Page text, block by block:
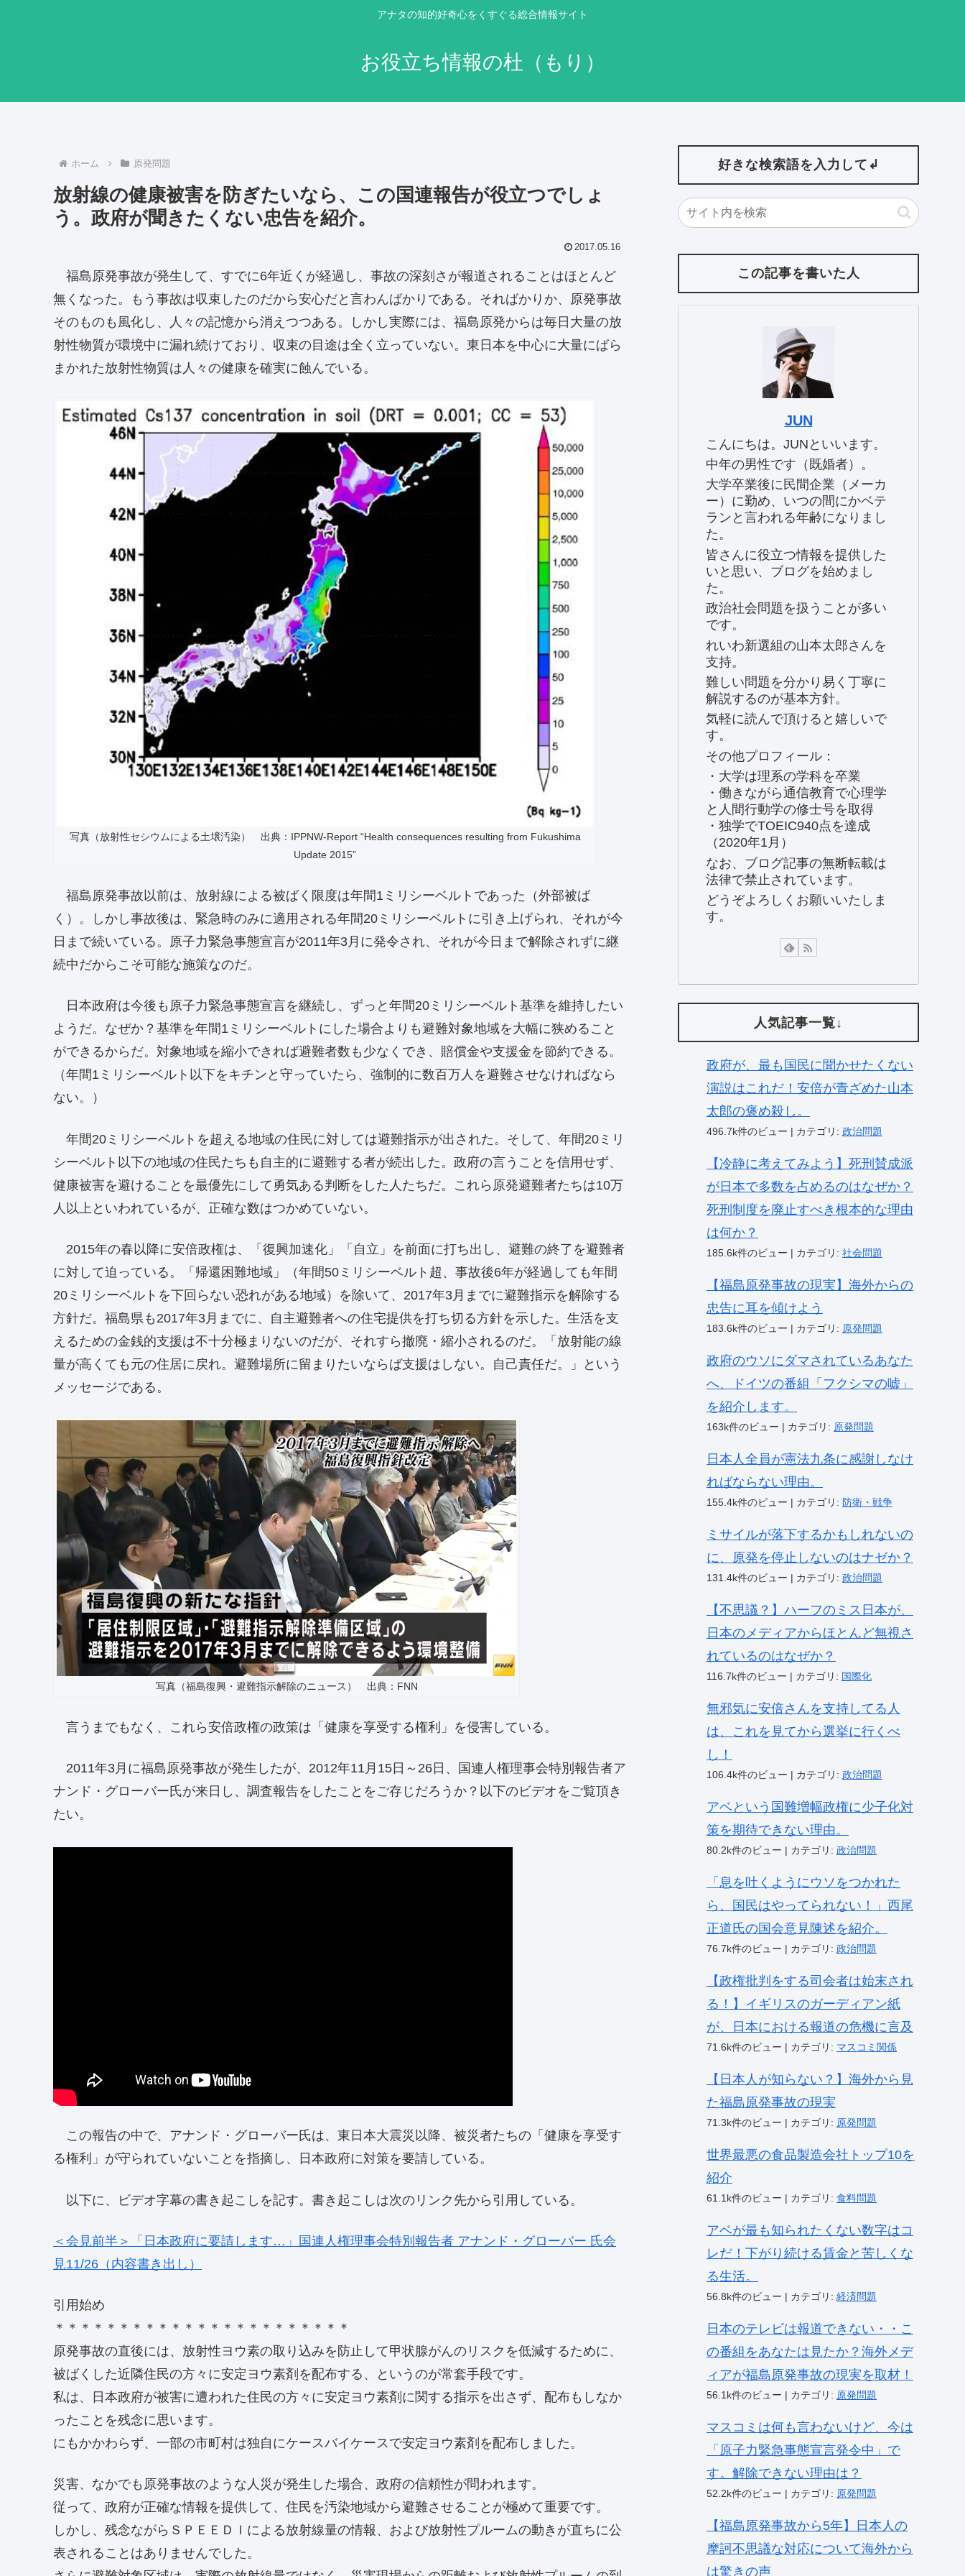
アナタの知的好奇心をくすぐる総合情報サイト
お役立ち情報の杜（もり）
ホーム 原発問題
放射線の健康被害を防ぎたいなら、この国連報告が役立つでしょ
う。政府が聞きたくない忠告を紹介。
2017.05.16
福島原発事故が発生して、すでに6年近くが経過し、事故の深刻さが報道されることはほとんど
無くなった。もう事故は収束したのだから安心だと言わんばかりである。そればかりか、原発事故
そのものも風化し、人々の記憶から消えつつある。しかし実際には、福島原発からは毎日大量の放
射性物質が環境中に漏れ続けており、収束の目途は全く立っていない。東日本を中心に大量にばら
まかれた放射性物質は人々の健康を確実に蝕んでいる。
写真（放射性セシウムによる土壌汚染） 出典：IPPNW-Report “Health consequences resulting from Fukushima
Update 2015”
福島原発事故以前は、放射線による被ばく限度は年間1ミリシーベルトであった（外部被ば
く）。しかし事故後は、緊急時のみに適用される年間20ミリシーベルトに引き上げられ、それが今
日まで続いている。原子力緊急事態宣言が2011年3月に発令され、それが今日まで解除されずに継
続中だからこそ可能な施策なのだ。
日本政府は今後も原子力緊急事態宣言を継続し、ずっと年間20ミリシーベルト基準を維持したい
ようだ。なぜか？基準を年間1ミリシーベルトにした場合よりも避難対象地域を大幅に狭めること
ができるからだ。対象地域を縮小できれば避難者数も少なくでき、賠償金や支援金を節約できる。
（年間1ミリシーベルト以下をキチンと守っていたら、強制的に数百万人を避難させなければなら
ない。）
年間20ミリシーベルトを超える地域の住民に対しては避難指示が出された。そして、年間20ミリ
シーベルト以下の地域の住民たちも自主的に避難する者が続出した。政府の言うことを信用せず、
健康被害を避けることを最優先にして勇気ある判断をした人たちだ。これら原発避難者たちは10万
人以上といわれているが、正確な数はつかめていない。
2015年の春以降に安倍政権は、「復興加速化」「自立」を前面に打ち出し、避難の終了を避難者
に対して迫っている。「帰還困難地域」（年間50ミリシーベルト超、事故後6年が経過しても年間
20ミリシーベルトを下回らない恐れがある地域）を除いて、2017年3月までに避難指示を解除する
方針だ。福島県も2017年3月までに、自主避難者への住宅提供を打ち切る方針を示した。生活を支
えるための金銭的支援は不十分極まりないのだが、それすら撤廃・縮小されるのだ。「放射能の線
量が高くても元の住居に戻れ。避難場所に留まりたいならば支援はしない。自己責任だ。」という
メッセージである。
写真（福島復興・避難指示解除のニュース） 出典：FNN
言うまでもなく、これら安倍政権の政策は「健康を享受する権利」を侵害している。
2011年3月に福島原発事故が発生したが、2012年11月15日～26日、国連人権理事会特別報告者ア
ナンド・グローバー氏が来日し、調査報告をしたことをご存じだろうか？以下のビデオをご覧頂き
たい。
この報告の中で、アナンド・グローバー氏は、東日本大震災以降、被災者たちの「健康を享受す
る権利」が守られていないことを指摘し、日本政府に対策を要請している。
以下に、ビデオ字幕の書き起こしを記す。書き起こしは次のリンク先から引用している。
＜会見前半＞「日本政府に要請します…」国連人権理事会特別報告者 アナンド・グローバー 氏会
見11/26（内容書き出し）
引用始め
＊＊＊＊＊＊＊＊＊＊＊＊＊＊＊＊＊＊＊＊＊＊＊
原発事故の直後には、放射性ヨウ素の取り込みを防止して甲状腺がんのリスクを低減するために、
被ばくした近隣住民の方々に安定ヨウ素剤を配布する、というのが常套手段です。
私は、日本政府が被害に遭われた住民の方々に安定ヨウ素剤に関する指示を出さず、配布もしなか
ったことを残念に思います。
にもかかわらず、一部の市町村は独自にケースバイケースで安定ヨウ素剤を配布しました。
災害、なかでも原発事故のような人災が発生した場合、政府の信頼性が問われます。
従って、政府が正確な情報を提供して、住民を汚染地域から避難させることが極めて重要です。
しかし、残念ながらＳＰＥＥＤＩによる放射線量の情報、および放射性プルームの動きが直ちに公
表されることはありませんでした。
好きな検索語を入力して↲
この記事を書いた人
JUN
こんにちは。JUNといいます。
中年の男性です（既婚者）。
大学卒業後に民間企業（メーカ
ー）に勤め、いつの間にかベテ
ランと言われる年齢になりまし
た。
皆さんに役立つ情報を提供した
いと思い、ブログを始めまし
た。
政治社会問題を扱うことが多い
です。
れいわ新選組の山本太郎さんを
支持。
難しい問題を分かり易く丁寧に
解説するのが基本方針。
気軽に読んで頂けると嬉しいで
す。
その他プロフィール：
・大学は理系の学科を卒業
・働きながら通信教育で心理学
と人間行動学の修士号を取得
・独学でTOEIC940点を達成
（2020年1月）
なお、ブログ記事の無断転載は
法律で禁止されています。
どうぞよろしくお願いいたしま
す。
人気記事一覧↓
政府が、最も国民に聞かせたくない
演説はこれだ！安倍が青ざめた山本
太郎の褒め殺し。
496.7k件のビュー | カテゴリ: 政治問題
【冷静に考えてみよう】死刑賛成派
が日本で多数を占めるのはなぜか？
死刑制度を廃止すべき根本的な理由
は何か？
185.6k件のビュー | カテゴリ: 社会問題
【福島原発事故の現実】海外からの
忠告に耳を傾けよう
183.6k件のビュー | カテゴリ: 原発問題
政府のウソにダマされているあなた
へ、ドイツの番組「フクシマの嘘」
を紹介します。
163k件のビュー | カテゴリ: 原発問題
日本人全員が憲法九条に感謝しなけ
ればならない理由。
155.4k件のビュー | カテゴリ: 防衛・戦争
ミサイルが落下するかもしれないの
に、原発を停止しないのはナゼか？
131.4k件のビュー | カテゴリ: 政治問題
【不思議？】ハーフのミス日本が、
日本のメディアからほとんど無視さ
れているのはなぜか？
116.7k件のビュー | カテゴリ: 国際化
無邪気に安倍さんを支持してる人
は、これを見てから選挙に行くべ
し！
106.4k件のビュー | カテゴリ: 政治問題
アベという国難増幅政権に少子化対
策を期待できない理由。
80.2k件のビュー | カテゴリ: 政治問題
「息を吐くようにウソをつかれた
ら、国民はやってられない！」西尾
正道氏の国会意見陳述を紹介。
76.7k件のビュー | カテゴリ: 政治問題
【政権批判をする司会者は始末され
る！】イギリスのガーディアン紙
が、日本における報道の危機に言及
71.6k件のビュー | カテゴリ: マスコミ関係
【日本人が知らない？】海外から見
た福島原発事故の現実
71.3k件のビュー | カテゴリ: 原発問題
世界最悪の食品製造会社トップ10を
紹介
61.1k件のビュー | カテゴリ: 食料問題
アベが最も知られたくない数字はコ
レだ！下がり続ける賃金と苦しくな
る生活。
56.8k件のビュー | カテゴリ: 経済問題
日本のテレビは報道できない・・こ
の番組をあなたは見たか？海外メデ
ィアが福島原発事故の現実を取材！
56.1k件のビュー | カテゴリ: 原発問題
マスコミは何も言わないけど、今は
「原子力緊急事態宣言発令中」で
す。解除できない理由は？
52.2k件のビュー | カテゴリ: 原発問題
【福島原発事故から5年】日本人の
摩訶不思議な対応について海外から
は驚きの声